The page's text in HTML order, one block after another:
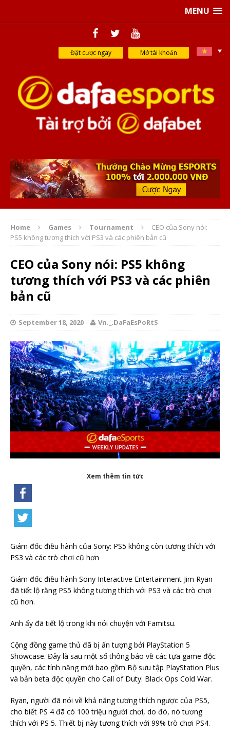
MENU
Đặt cược ngay Mở tài khoản
Home Games Tournament
CEO của Sony nói:
PS5 không tương thích với PS3 và các phiên bản cũ
CEO của Sony nói: PS5 không
tương thích với PS3 và các phiên
bản cũ
September 18, 2020 Vn._.DaFaEsPoRtS
Xem thêm tin tức
Giám đốc điều hành của Sony: PS5 không còn tương thích với
PS3 và các trò chơi cũ hơn
Giám đốc điều hành Sony Interactive Entertainment Jim Ryan
đã tiết lộ rằng PS5 không tương thích với PS3 và các trò chơi
cũ hơn.
Anh ấy đã tiết lộ trong khi nói chuyện với Famitsu.
Cộng đồng game thủ đã bị ấn tượng bởi PlayStation 5
Showcase. Đây là sau một số thông báo về các tựa game độc ​​
quyền, các tính năng mới bao gồm Bộ sưu tập PlayStation Plus
và bản beta độc quyền cho Call of Duty: Black Ops Cold War.
Ryan, người đã nói về khả năng tương thích ngược của PS5,
cho biết PS 4 đã có 100 triệu người chơi, do đó, nó tương
thích với PS 5. Thiết bị này tương thích với 99% trò chơi PS4.